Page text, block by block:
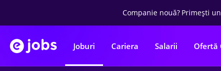
Companie nouă? Primești
Joburi Cariera Salarii Ofertă